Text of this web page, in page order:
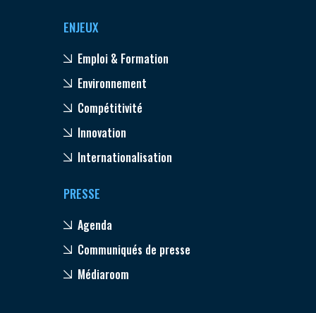
ENJEUX
Emploi & Formation
Environnement
Compétitivité
Innovation
Internationalisation
PRESSE
Agenda
Communiqués de presse
Médiaroom